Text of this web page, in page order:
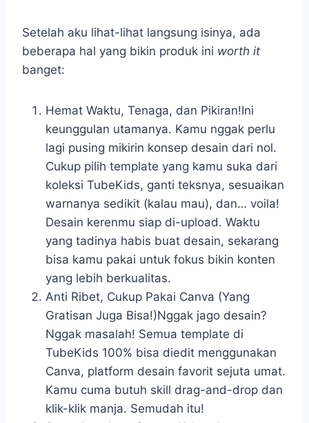
Setelah aku lihat-lihat langsung isinya, ada
beberapa hal yang bikin produk ini worth it
banget:
Hemat Waktu, Tenaga, dan Pikiran!Ini
keunggulan utamanya. Kamu nggak perlu
lagi pusing mikirin konsep desain dari nol.
Cukup pilih template yang kamu suka dari
koleksi TubeKids, ganti teksnya, sesuaikan
warnanya sedikit (kalau mau), dan… voila!
Desain kerenmu siap di-upload. Waktu
yang tadinya habis buat desain, sekarang
bisa kamu pakai untuk fokus bikin konten
yang lebih berkualitas.
Anti Ribet, Cukup Pakai Canva (Yang
Gratisan Juga Bisa!)Nggak jago desain?
Nggak masalah! Semua template di
TubeKids 100% bisa diedit menggunakan
Canva, platform desain favorit sejuta umat.
Kamu cuma butuh skill drag-and-drop dan
klik-klik manja. Semudah itu!